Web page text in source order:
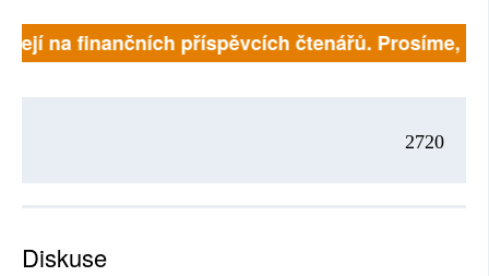
na finančních příspěvcích čtenářů. Prosíme,
2720
Diskuse